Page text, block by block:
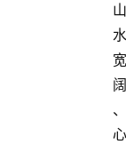
山
水
宽
阔
、
心